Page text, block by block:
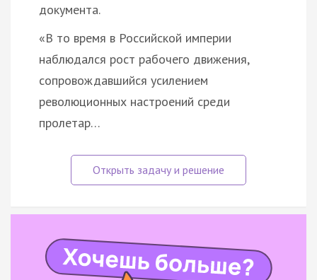
документа.
«В то время в Российской империи
наблюдался рост рабочего движения,
сопровождавшийся усилением
революционных настроений среди
пролетар…